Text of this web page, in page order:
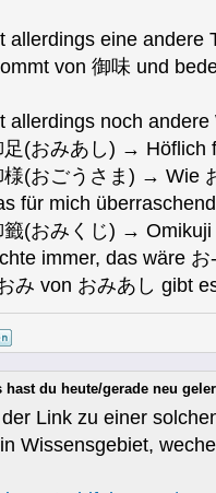
allerdings eine andere
von 御味 und
allerdings noch
足(おみあし) → Höflich
様(おごうさま) → Wie
für mich
籤(おみくじ) → Omikuji
immer, das wäre
み von おみあし gibt
hast du heute/gerade neu
Link zu einer
Wissensgebiet,